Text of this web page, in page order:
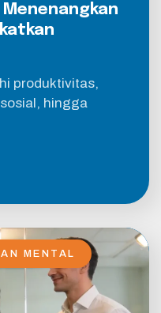
produktivitas,
hingga
MENTAL